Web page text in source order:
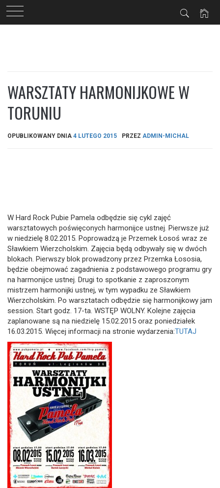
WARSZTATY HARMONIJKOWE W
TORUNIU
OPUBLIKOWANY DNIA 4 LUTEGO 2015 PRZEZ ADMIN-MICHAL
W Hard Rock Pubie Pamela odbędzie się cykl zajęć
warsztatowych poświęconych harmonijce ustnej. Pierwsze już
w niedzielę 8.02.2015. Poprowadzą je Przemek Łosoś wraz ze
Sławkiem Wierzcholskim. Zajęcia będą odbywały się w dwóch
blokach. Pierwszy blok prowadzony przez Przemka Łososia,
będzie obejmować zagadnienia z podstawowego programu gry
na harmonijce ustnej. Drugi to spotkanie z zaproszonym
mistrzem harmonijki ustnej, w tym wypadku ze Sławkiem
Wierzcholskim. Po warsztatach odbędzie się harmonijkowy jam
session. Start godz. 17-ta. WSTĘP WOLNY. Kolejne zajęcia
zaplanowane są na niedzielę 15.02.2015 oraz poniedziałek
16.03.2015. Więcej informacji na stronie wydarzenia:TUTAJ